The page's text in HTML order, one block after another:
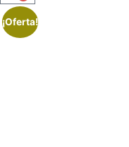
¡Oferta!